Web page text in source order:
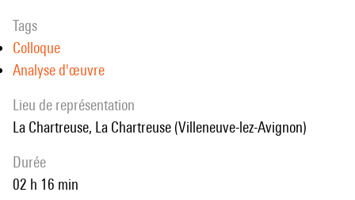
Tags
Colloque
Analyse d'œuvre
Lieu de représentation
La Chartreuse, La Chartreuse (Villeneuve-lez-Avignon)
durée
02 h 16 min